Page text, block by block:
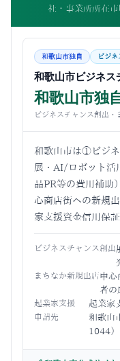
社・事業所所在
和歌山市独自 ビジ
和歌山市ビジネ
和歌山市独
ビジネスチャンス創出
和歌山市は①ビジ
展・AI/ロボット活
品PR等の費用補助
心商店街への新規
家支援資金信用保
ビジネスチャンス創出
まちなか新規出店中心
者の
起業家支援 起業家
申請先
和歌山
1044）